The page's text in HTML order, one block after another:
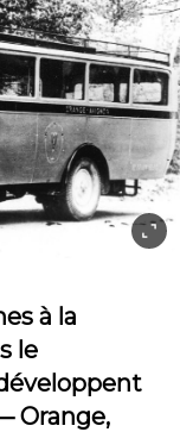
à la
le
Orange,